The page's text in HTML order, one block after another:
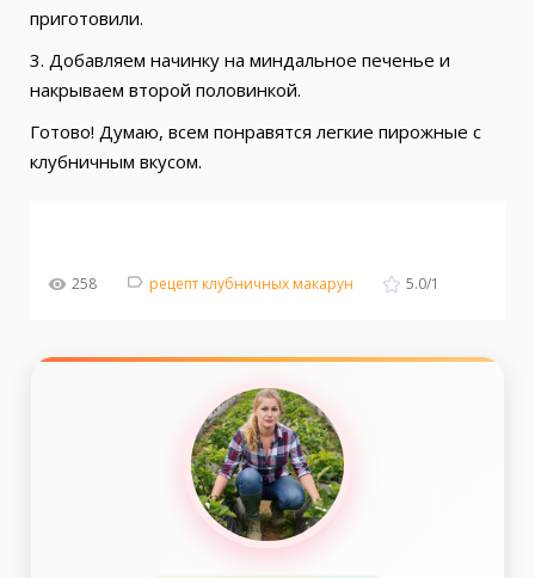
приготовили.
3. Добавляем начинку на миндальное печенье и
накрываем второй половинкой.
Готово! Думаю, всем понравятся легкие пирожные с
клубничным вкусом.
258 рецепт клубничных макарун 5.0/1